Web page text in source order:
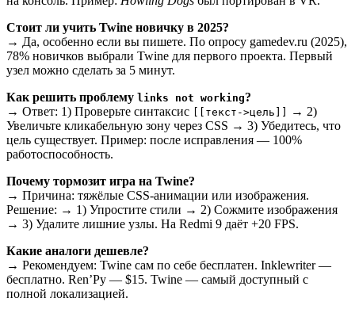
Стоит ли учить Twine новичку в 2025?
→ Да, особенно если вы пишете. По опросу gamedev.ru (2025),
78% новичков выбрали Twine для первого проекта. Первый
узел можно сделать за 5 минут.
Как решить проблему links not working?
→ Ответ: 1) Проверьте синтаксис
[[текст->цель]]
→ 2)
Увеличьте кликабельную зону через CSS → 3) Убедитесь, что
цель существует. Пример: после исправления — 100%
работоспособность.
Почему тормозит игра на Twine?
→ Причина: тяжёлые CSS-анимации или изображения.
Решение: → 1) Упростите стили → 2) Сожмите изображения
→ 3) Удалите лишние узлы. На Redmi 9 даёт +20 FPS.
Какие аналоги дешевле?
→ Рекомендуем: Twine сам по себе бесплатен. Inklewriter —
бесплатно. Ren’Py — $15. Twine — самый доступный с
полной локализацией.